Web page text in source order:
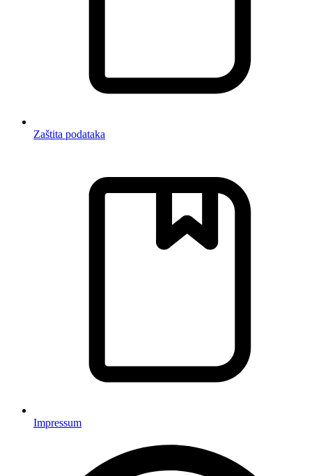
Zaštita podataka
Impressum